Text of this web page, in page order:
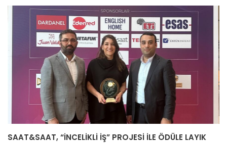
SAAT&SAAT, “İNCELİKLİ İŞ” PROJESİ İLE ÖDÜLE LAYIK